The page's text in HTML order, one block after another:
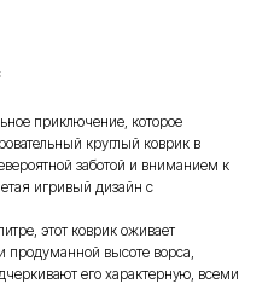
приключение, которое
круглый коврик в
заботой и вниманием к
игривый дизайн с
этот коврик оживает
продуманной высоте ворса,
его характерную, всеми